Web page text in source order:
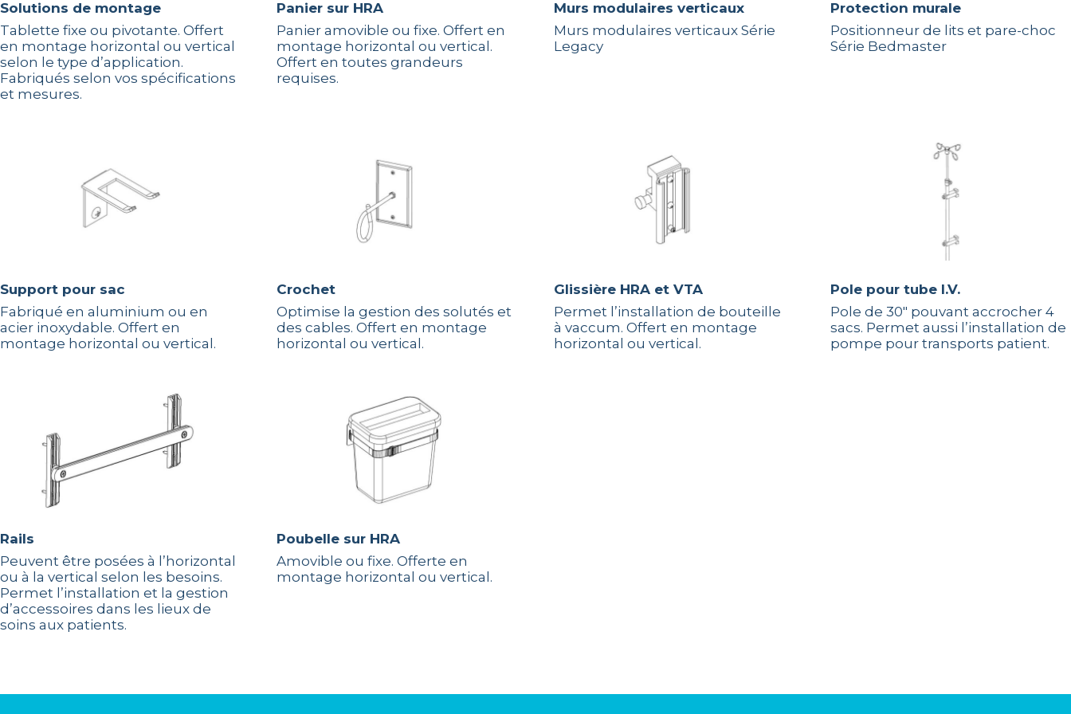
Solutions de montage
Tablette fixe ou pivotante. Offert
en montage horizontal ou vertical
selon le type d’application.
Fabriqués selon vos spécifications
et mesures.
Panier sur HRA
Panier amovible ou fixe. Offert en
montage horizontal ou vertical.
Offert en toutes grandeurs
requises.
Murs modulaires verticaux
Murs modulaires verticaux Série
Legacy
Protection murale
Positionneur de lits et pare-choc
Série Bedmaster
Support pour sac
Fabriqué en aluminium ou en
acier inoxydable. Offert en
montage horizontal ou vertical.
Crochet
Optimise la gestion des solutés et
des cables. Offert en montage
horizontal ou vertical.
Glissière HRA et VTA
Permet l’installation de bouteille
à vaccum. Offert en montage
horizontal ou vertical.
Pole pour tube I.V.
Pole de 30″ pouvant accrocher 4
sacs. Permet aussi l’installation de
pompe pour transports patient.
Rails
Peuvent être posées à l’horizontal
ou à la vertical selon les besoins.
Permet l’installation et la gestion
d’accessoires dans les lieux de
soins aux patients.
Poubelle sur HRA
Amovible ou fixe. Offerte en
montage horizontal ou vertical.